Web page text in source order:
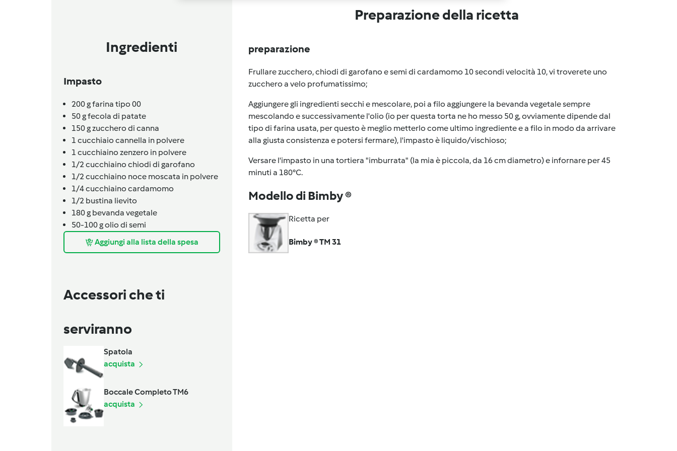
Ingredienti
Impasto
200gfarina tipo 00
50gfecola di patate
150gzucchero di canna
1 cucchiaio cannella in polvere
1 cucchiaino zenzero in polvere
1/2cucchiaino chiodi di garofano
1/2cucchiaino noce moscata in polvere
1/4cucchiaino cardamomo
1/2 bustina lievito
180g bevanda vegetale
50-100golio di semi
Aggiungi alla lista della spesa
Accessori che ti
serviranno
Spatola
acquista
Boccale Completo TM6
acquista
Preparazione della ricetta
preparazione
Frullare zucchero, chiodi di garofano e semi di cardamomo 10 secondi velocità 10, vi troverete uno
zucchero a velo profumatissimo;
Aggiungere gli ingredienti secchi e mescolare, poi a filo aggiungere la bevanda vegetale sempre
mescolando e successivamente l'olio (io per questa torta ne ho messo 50 g, ovviamente dipende dal
tipo di farina usata, per questo è meglio metterlo come ultimo ingrediente e a filo in modo da arrivare
alla giusta consistenza e potersi fermare), l'impasto è liquido/vischioso;
Versare l'impasto in una tortiera "imburrata" (la mia è piccola, da 16 cm diametro) e infornare per 45
minuti a 180°C.
Modello di Bimby ®
Ricetta per
Bimby ® TM 31